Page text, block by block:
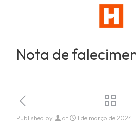
Nota de
Published by at 1 de março de 2024